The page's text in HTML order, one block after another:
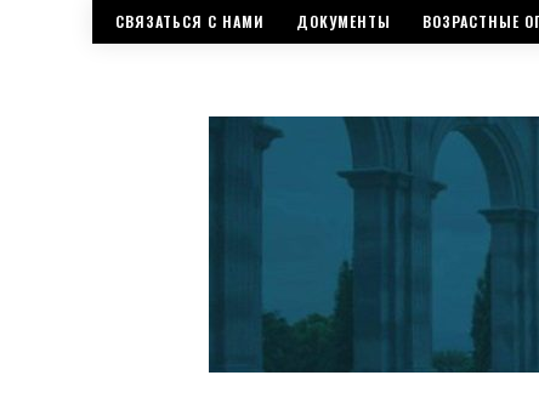
СВЯЗАТЬСЯ С НАМИ ДОКУМЕНТЫ ВОЗРАСТНЫЕ